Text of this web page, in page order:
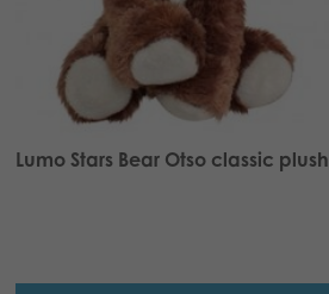
Lumo Stars Bear Otso classic plush